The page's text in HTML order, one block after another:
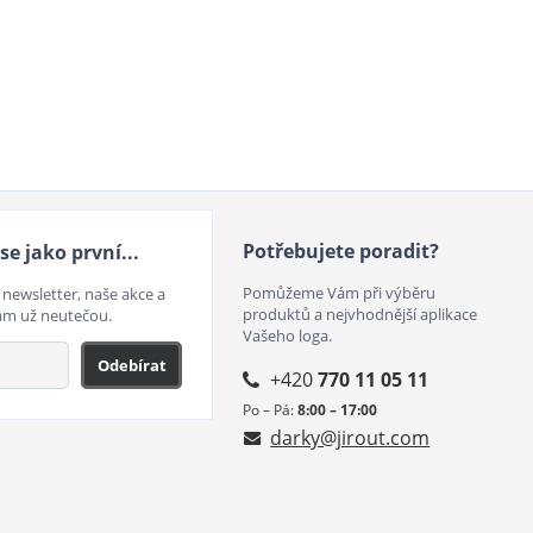
jako první...
naše akce a
už neutečou.
Odebírat
Potřebujete poradit?
Pomůžeme Vám při výběru
produktů a nejvhodnější aplikace
Vašeho loga.
+420770 11 05 11
Po – Pá:8:00 – 17:00
darky@jirout.com